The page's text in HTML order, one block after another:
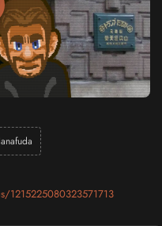
1215225080323571713